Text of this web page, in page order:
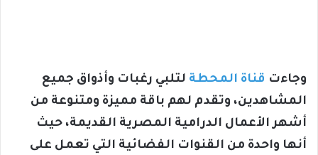
وجاءت قناة المحطة لتلبي رغبات وأذواق جميع
المشاهدين، وتقدم لهم باقة مميزة ومتنوعة من
أشهر الأعمال الدرامية المصرية القديمة، حيث
أنها واحدة من القنوات الفضائية التي تعمل على